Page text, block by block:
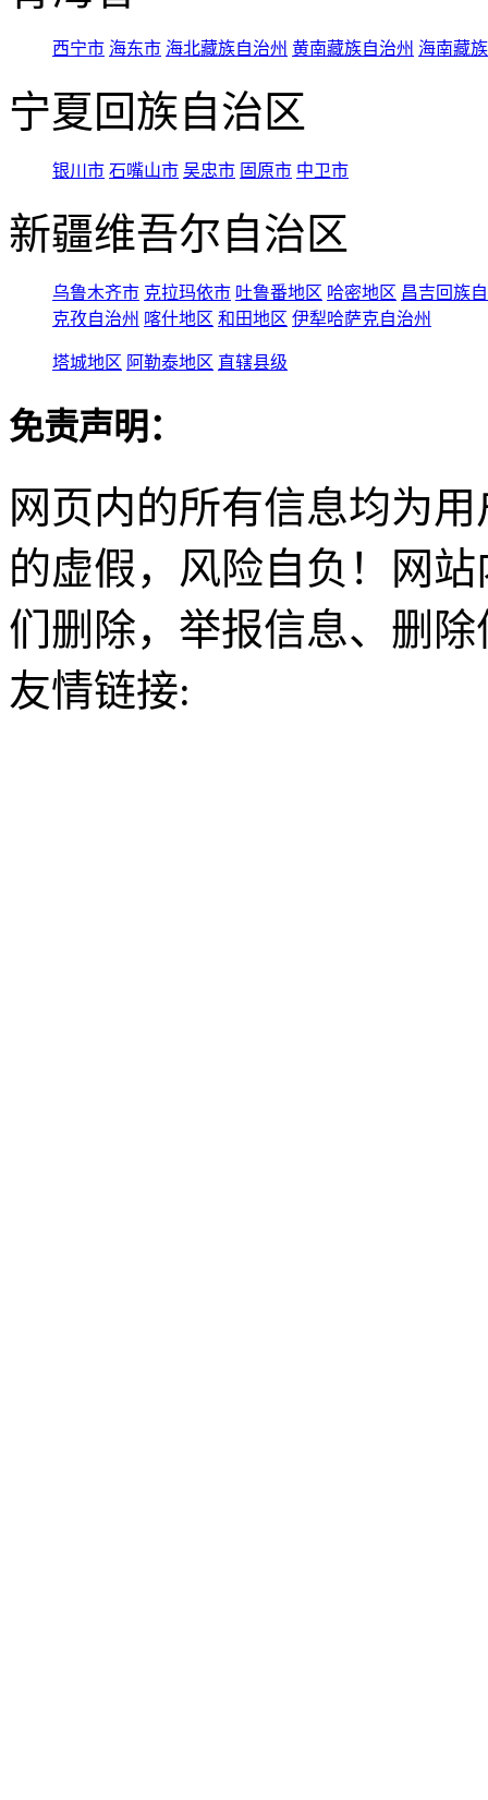
西宁市 海东市 海北藏族自治州 黄南藏族自治州 海南藏
宁夏回族自治区
银川市 石嘴山市 吴忠市 固原市 中卫市
新疆维吾尔自治区
乌鲁木齐市 克拉玛依市 吐鲁番地区 哈密地区 昌吉回族
克孜自治州 喀什地区 和田地区 伊犁哈萨克自治州
塔城地区 阿勒泰地区 直辖县级
免责声明：
网页内的所有信息均为
的虚假，风险自负！网
们删除，举报信息、删
友情链接: